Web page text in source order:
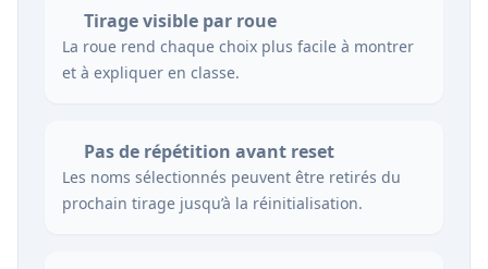
Tirage visible par roue
La roue rend chaque choix plus facile à montrer
et à expliquer en classe.
Pas de répétition avant reset
Les noms sélectionnés peuvent être retirés du
prochain tirage jusqu’à la réinitialisation.